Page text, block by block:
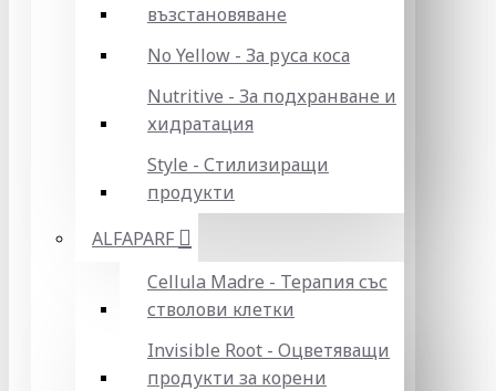
възстановяване
No Yellow - За руса коса
Nutritive - За подхранване и
хидратация
Style - Стилизиращи
продукти
ALFAPARF
Cellula Madre - Терапия със
стволови клетки
Invisible Root - Оцветяващи
продукти за корени